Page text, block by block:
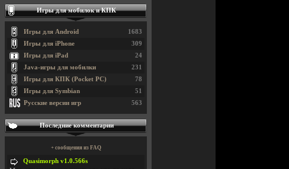
Игры для мобилок и КПК
1683
Игры для Android
309
Игры для iPhone
24
Игры для iPad
231
Java-игры для мобилки
78
Игры для КПК (Pocket PC)
51
Игры для Symbian
563
Русские версии игр
Последние комментарии
+ сообщения из FAQ
Quasimorph v1.0.566s